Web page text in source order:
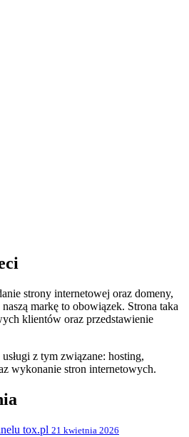
strony internetowej oraz domeny,
markę to obowiązek. Strona taka
klientów oraz przedstawienie
z tym związane: hosting,
wykonanie stron internetowych.
tox.pl 21 kwietnia 2026